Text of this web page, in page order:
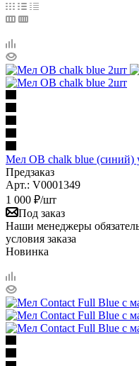
Мел OB chalk blue (синий)
Предзаказ
Арт.: V0001349
1 000 ₽/шт
Под заказ
Наши менеджеры
условия заказа
Новинка